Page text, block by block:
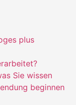
plus
Sie wissen
beginnen